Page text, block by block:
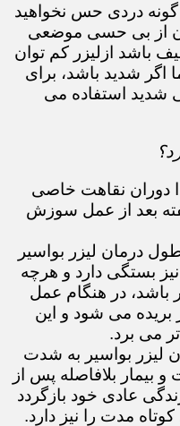
گونه دردی حس نخواهید
از بی حسی موضعی
باشد ازلیزر کم توان
اگر شدید باشد، برای
شدید استفاده می
دوران نقاهت خاصی
بعد از عمل سوزش
درمان لیزر بواسیر
بستگی دارد و هرچه
باشد، در هنگام عمل
می شود و این
می برد.
لیزر بواسیر به شدت
بیمار بلافاصله پس از
عادی خود بازگردد
مدت را نیز دارد.